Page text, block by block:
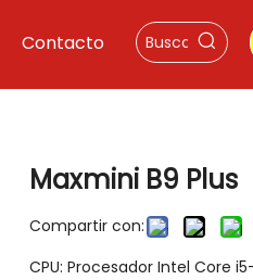
Contacto
Maxmini B9 Plus
Compartir con:
CPU: Procesador Intel Core